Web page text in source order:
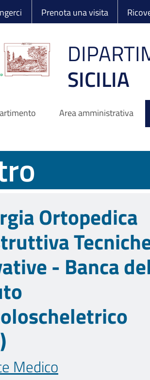
Prenota una visita
SICILIA
Area amministrativa
Ortopedica
- Banca del
Medico